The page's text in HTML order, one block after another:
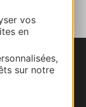
vos
en
sur notre